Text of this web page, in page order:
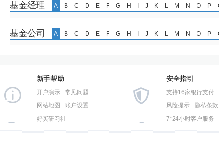
基金经理 A B C D E F G H J K L M N O P
基金公司 A B C D E F G H J K L M N O P
新手帮助
开户演示
常见问题
网站地图
账户设置
好买研习社
安全指引
支持16家银行支付
风险提示
隐私条款
7*24小时客户服务